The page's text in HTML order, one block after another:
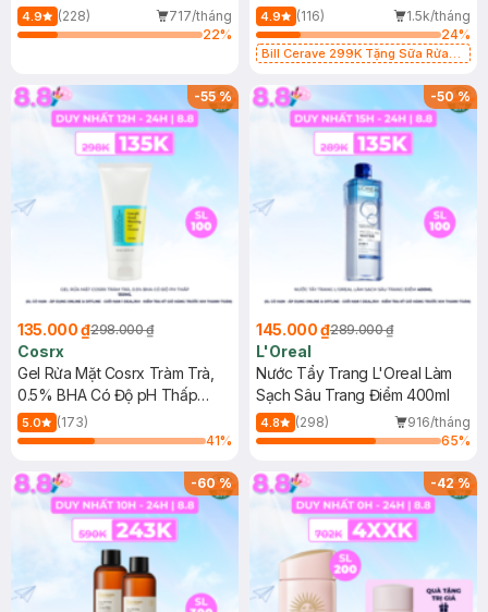
500ml
4.9 (228)
717/tháng
22%
473ml
4.9 (116)
1.5k/tháng
24%
Bill Cerave 299K Tặng Sữa Rửa
-55%
135.000 ₫298.000 ₫
Cosrx
Gel Rửa Mặt Cosrx Tràm Trà,
0.5% BHA Có Độ pH Thấp
150ml
5.0
(173)
41%
-50%
145.000 ₫289.000 ₫
L'Oreal
Nước Tẩy Trang L'Oreal Làm
Sạch Sâu Trang Điểm 400ml
4.8 (298)
916/tháng
65%
-60% -42%